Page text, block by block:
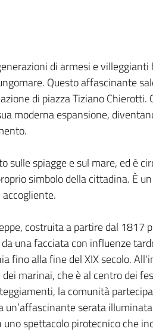
di armesi e
Questo affascinante
di piazza Tiziano Chierotti.
moderna espansione,
spiagge e sul mare, ed è
simbolo della cittadina. È
costruita a partire dal 1817
una facciata con influenze
fino alla fine del XIX secolo.
marinai, che è al centro dei
la comunità
un’affascinante serata
spettacolo pirotecnico che